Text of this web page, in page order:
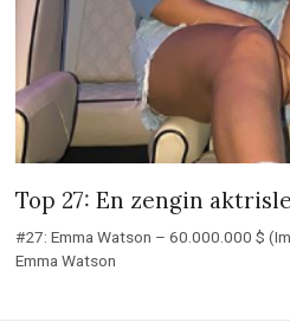
Top 27: En zengin
#27: Emma Watson – 60.000.000 $
Emma Watson